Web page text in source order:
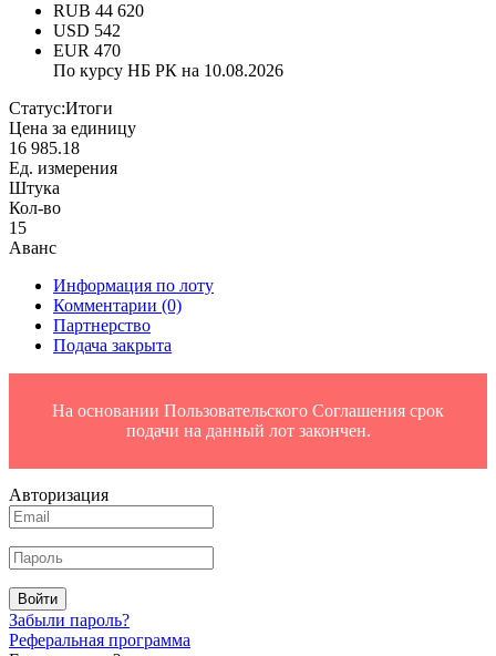
RUB 44 620
USD 542
EUR 470
По курсу НБ РК на 10.08.2026
Статус:Итоги
Цена за единицу
16 985.18
Ед. измерения
Штука
Кол-во
15
Аванс
Информация по лоту
Комментарии (0)
Партнерство
Подача закрыта
На основании Пользовательского Соглашения срок
подачи на данный лот закончен.
Авторизация
Войти
Забыли пароль?
Реферальная программа